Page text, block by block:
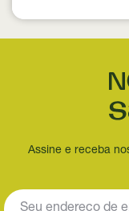
Assine e receba